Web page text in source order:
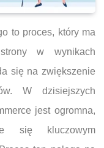
to proces, który ma
w wynikach
się na zwiększenie
W dzisiejszych
jest ogromna,
się kluczowym